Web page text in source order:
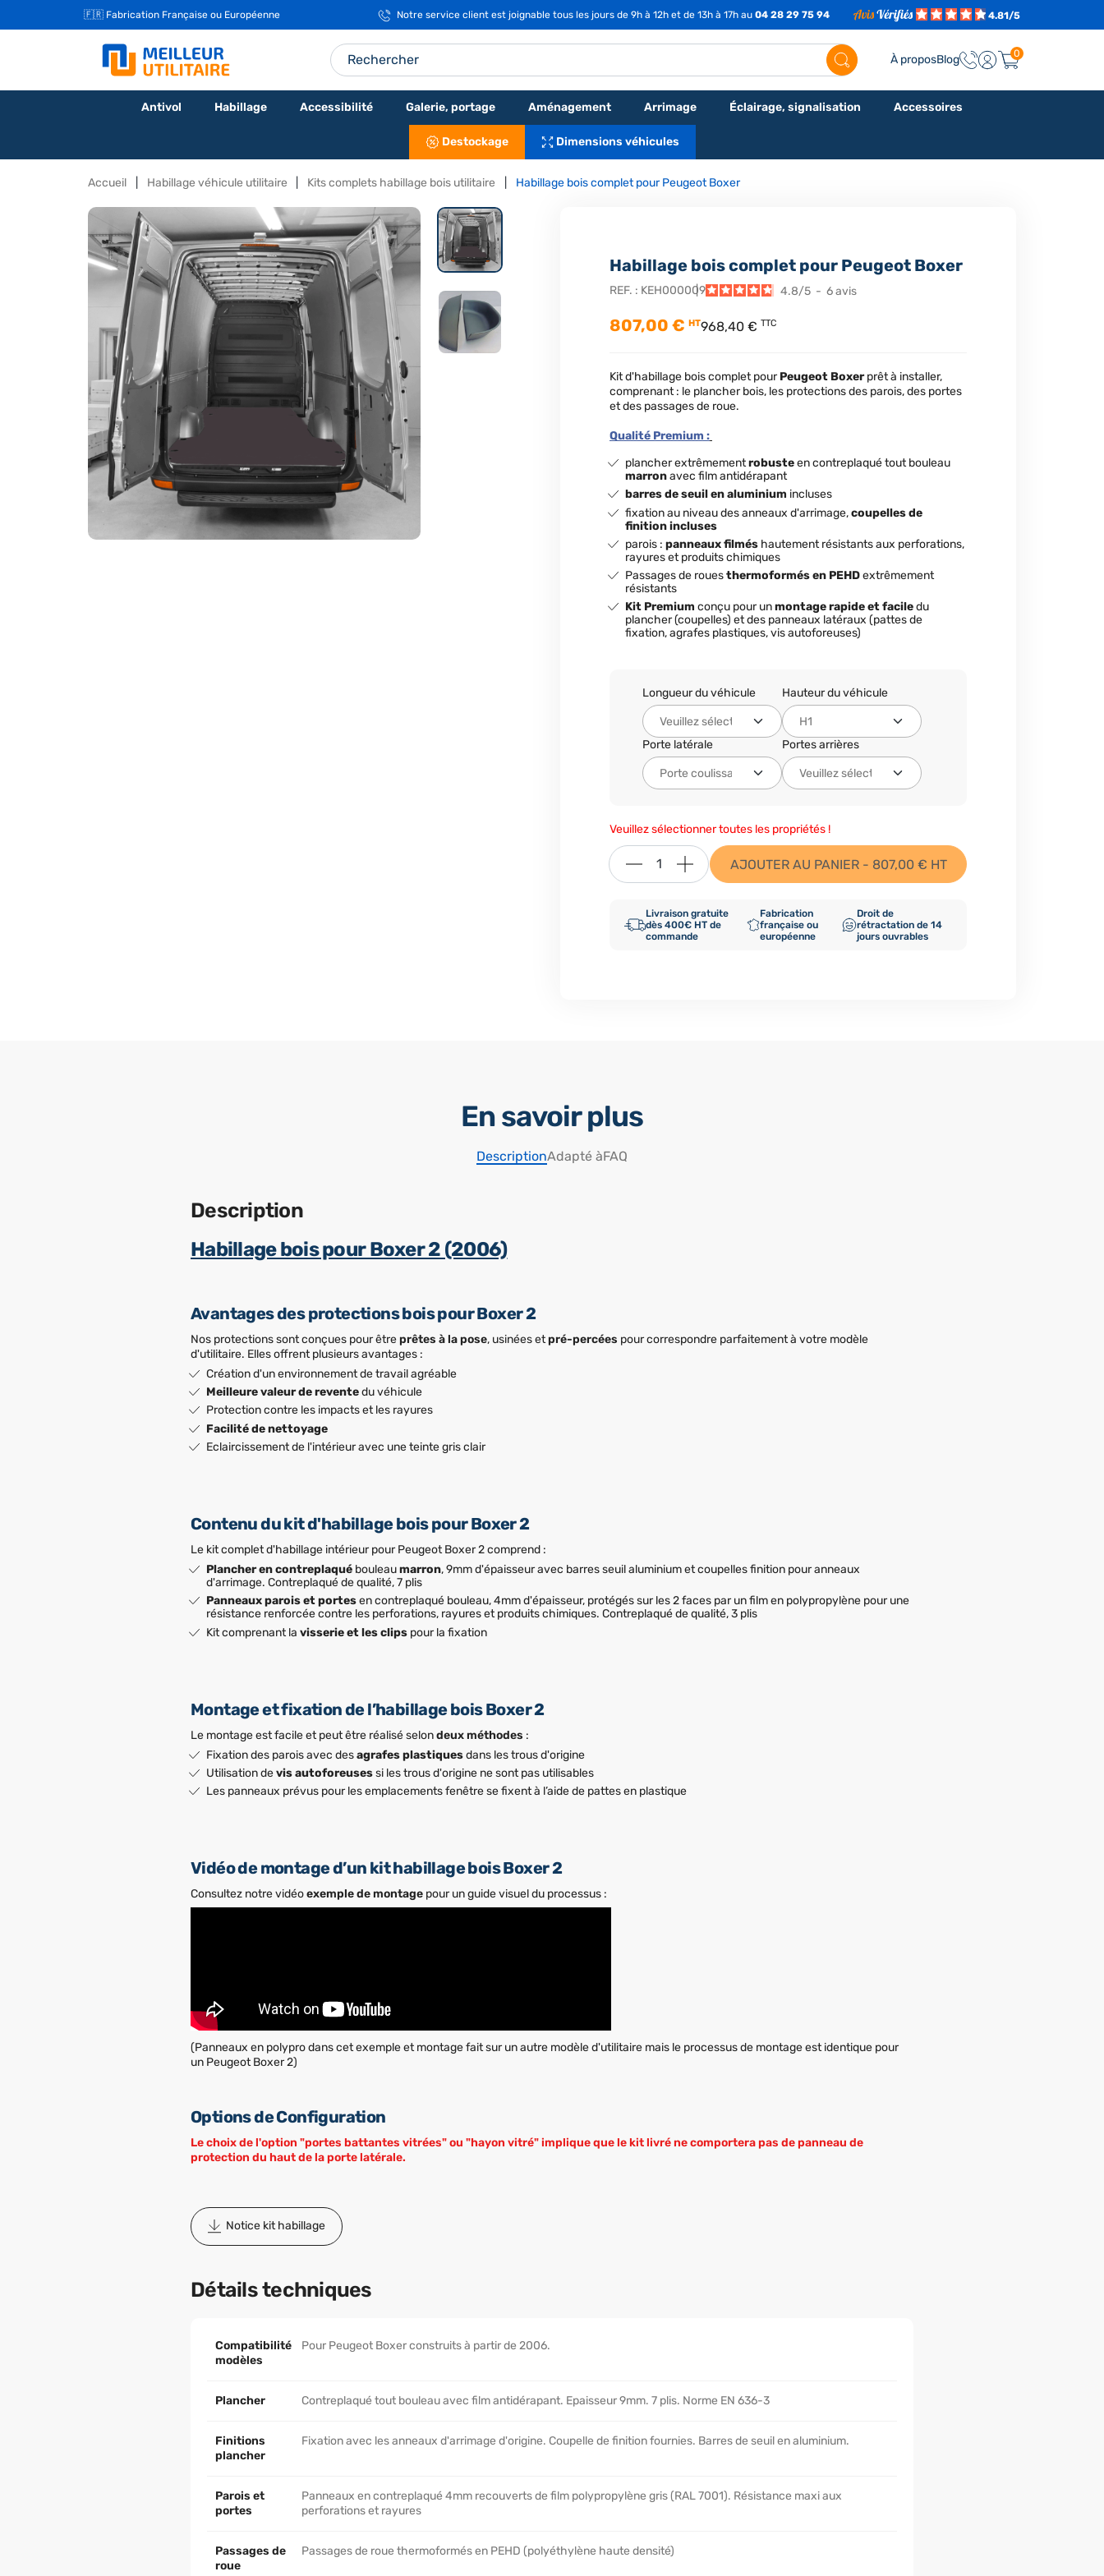
🇫🇷 Fabrication Française ou Européenne Notre service client est joignable tous les jours de 9h à 12h et de 13h à 17h au 04 28 29 75 94 4.81/5
À proposBlog 0
Antivol Habillage Accessibilité Galerie, portage Aménagement Arrimage Éclairage, signalisation Accessoires
Destockage Dimensions véhicules
Accueil Habillage véhicule utilitaire Kits complets habillage bois utilitaire Habillage bois complet pour Peugeot Boxer
Habillage bois complet pour Peugeot Boxer
REF. : KEH000009 4.8/5 - 6avis
807,00 € HT968,40 € TTC
Kit d'habillage bois complet pourPeugeot Boxerprêt à installer,
comprenant : le plancher bois, les protections des parois, des portes
et des passages de roue.
Qualité Premium :
plancher extrêmementrobusteen contreplaqué tout bouleau
marronavec film antidérapant
barres de seuil en aluminium incluses
fixation au niveau des anneaux d'arrimage,coupelles de
finition incluses
parois :panneaux filmés hautement résistants aux perforations,
rayures et produits chimiques
Passages de rouesthermoformés en PEHDextrêmement
résistants
Kit Premium conçu pour unmontage rapide et faciledu
plancher (coupelles) et des panneaux latéraux (pattes de
fixation, agrafes plastiques, vis autoforeuses)
Longueur du véhicule Hauteur du véhicule
Porte latérale Portes arrières
Veuillez sélectionner toutes les propriétés !
AJOUTER AU PANIER - 807,00 € HT
Livraison gratuite
dès 400€ HT de
commande
Fabrication
française ou
européenne
Droit de
rétractation de 14
jours ouvrables
En savoir plus
DescriptionAdapté àFAQ
Description
Habillage bois pour Boxer 2 (2006)
Avantages des protections bois pour Boxer 2
Nos protections sont conçues pour êtreprêtes à la pose, usinées etpré-percées pour correspondre parfaitement à votre modèle
d'utilitaire. Elles offrent plusieurs avantages :
Création d'un environnement de travail agréable
Meilleure valeur de reventedu véhicule
Protection contre les impacts et les rayures
Facilité de nettoyage
Eclaircissement de l'intérieur avec une teinte gris clair
Contenu du kit d'habillage bois pour Boxer 2
Le kit complet d'habillage intérieur pour Peugeot Boxer 2 comprend :
Plancher en contreplaqué bouleaumarron, 9mm d'épaisseur avec barres seuil aluminium et coupelles finition pour anneaux
d'arrimage. Contreplaqué de qualité, 7 plis
Panneaux parois et portesen contreplaqué bouleau, 4mm d'épaisseur, protégés sur les 2 faces par un film en polypropylène pour une
résistance renforcée contre les perforations, rayures et produits chimiques. Contreplaqué de qualité, 3 plis
Kit comprenant lavisserie et les clips pour la fixation
Montage et fixation de l’habillage bois Boxer 2
Le montage est facile et peut être réalisé selondeux méthodes :
Fixation des parois avec desagrafes plastiquesdans les trous d'origine
Utilisation devis autoforeusessi les trous d'origine ne sont pas utilisables
Les panneaux prévus pour les emplacements fenêtre se fixent à l’aide de pattes en plastique
Vidéo de montage d’un kit habillage bois Boxer 2
Consultez notre vidéoexemple de montage pour un guide visuel du processus :
(Panneaux en polypro dans cet exemple et montage fait sur un autre modèle d'utilitaire mais le processus de montage est identique pour
un Peugeot Boxer 2)
Options de Configuration
Le choix de l'option "portes battantes vitrées" ou "hayon vitré" implique que le kit livré ne comportera pas de panneau de
protection du haut de la porte latérale.
Notice kit habillage
Détails techniques
Compatibilité
modèles
Pour Peugeot Boxer construits à partir de 2006.
Plancher Contreplaqué tout bouleau avec film antidérapant. Epaisseur 9mm. 7 plis. Norme EN 636-3
Finitions
plancher
Fixation avec les anneaux d'arrimage d'origine. Coupelle de finition fournies. Barres de seuil en aluminium.
Parois et
portes
Panneaux en contreplaqué 4mm recouverts de film polypropylène gris (RAL 7001). Résistance maxi aux
perforations et rayures
Passages de
roue
Passages de roue thermoformés en PEHD (polyéthylène haute densité)